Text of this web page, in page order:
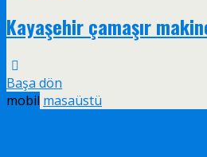
Kayaşehir çamaşır
Başa dön
mobil masaüstü